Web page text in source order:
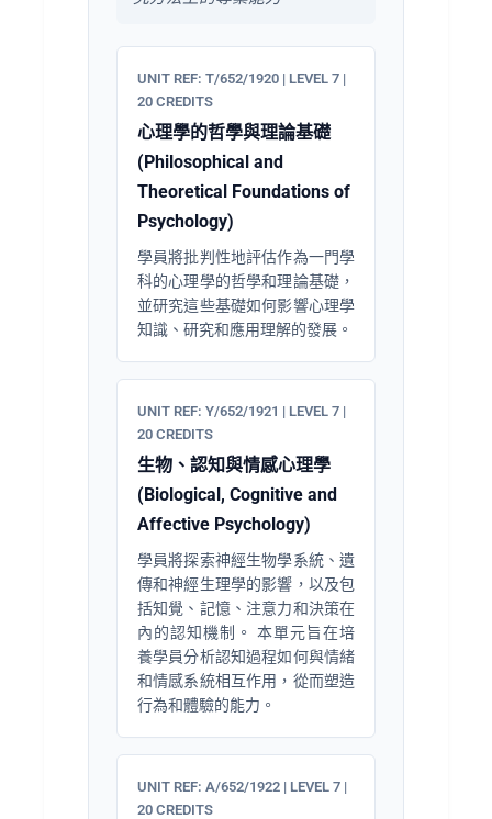
UNIT REF: T/652/1920 | LEVEL 7 |
20 CREDITS
心理學的哲學與理論基礎
(Philosophical and
Theoretical Foundations of
Psychology)
學員將批判性地評估作為一門學
科的心理學的哲學和理論基礎，
並研究這些基礎如何影響心理學
知識、研究和應用理解的發展。
UNIT REF: Y/652/1921 | LEVEL 7 |
20 CREDITS
生物、認知與情感心理學
(Biological, Cognitive and
Affective Psychology)
學員將探索神經生物學系統、遺
傳和神經生理學的影響，以及包
括知覺、記憶、注意力和決策在
內的認知機制。 本單元旨在培
養學員分析認知過程如何與情緒
和情感系統相互作用，從而塑造
行為和體驗的能力。
UNIT REF: A/652/1922 | LEVEL 7 |
20 CREDITS